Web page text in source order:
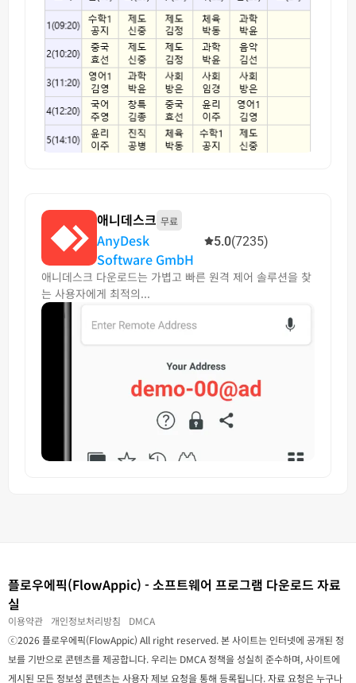
애니데스크 무료
AnyDesk
Software GmbH
5.0(7235)
애니데스크 다운로드는 가볍고 빠른 원격 제어 솔루션을 찾
는 사용자에게 최적의...
플로우에픽(FlowAppic) - 소프트웨어 프로그램 다운로드 자료
실
이용약관 개인정보처리방침
DMCA
ⓒ2026 플로우에픽(FlowAppic) All right reserved. 본 사이트는 인터넷에 공개된 정
보를 기반으로 콘텐츠를 제공합니다. 우리는 DMCA 정책을 성실히 준수하며, 사이트에
게시된 모든 정보성 콘텐츠는 사용자 제보 요청을 통해 등록됩니다. 자료 요청은 누구나